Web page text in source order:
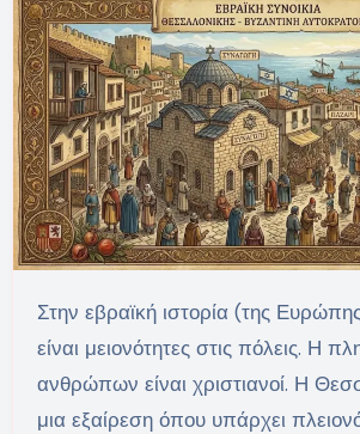
Στην εβραϊκή ιστορία (της Ευρώπης) οι Εβραίοι
είναι μειονότητες στις πόλεις. Η
ανθρώπων είναι χριστιανοί. Η
μια εξαίρεση όπου υπάρχει